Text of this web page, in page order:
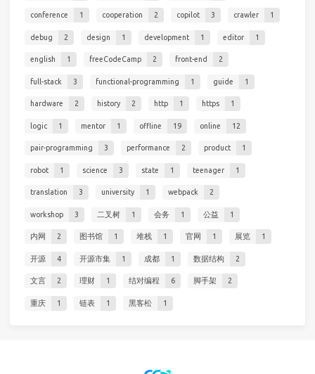
conference 1 cooperation 2 copilot 3 crawler 1
debug 2 design 1 development 1 editor 1
english 1 freeCodeCamp 2 front-end 2
full-stack 3 functional-programming 1 guide 1
hardware 2 history 2 http 1 https 1
logic 1 mentor 1 offline 19 online 12
pair-programming 3 performance 2 product 1
robot 1 science 3 state 1 teenager 1
translation 3 university 1 webpack 2
workshop 3 二叉树 1 会务 1 公益 1
内网 2 图书馆 1 堆栈 1 官网 1 展览 1
开源 4 开源市集 1 成都 1 数据结构 2
文言 2 理财 1 结对编程 6 脚手架 2
重庆 1 链表 1 黑客松 1